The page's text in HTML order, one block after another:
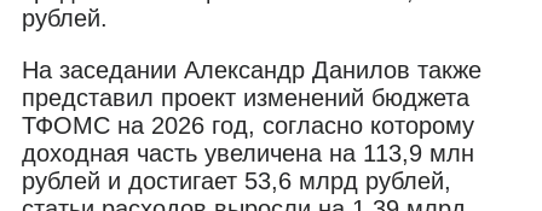
рублей.
На заседании Александр Данилов также
представил проект изменений бюджета
ТФОМС на 2026 год, согласно которому
доходная часть увеличена на 113,9 млн
рублей и достигает 53,6 млрд рублей,